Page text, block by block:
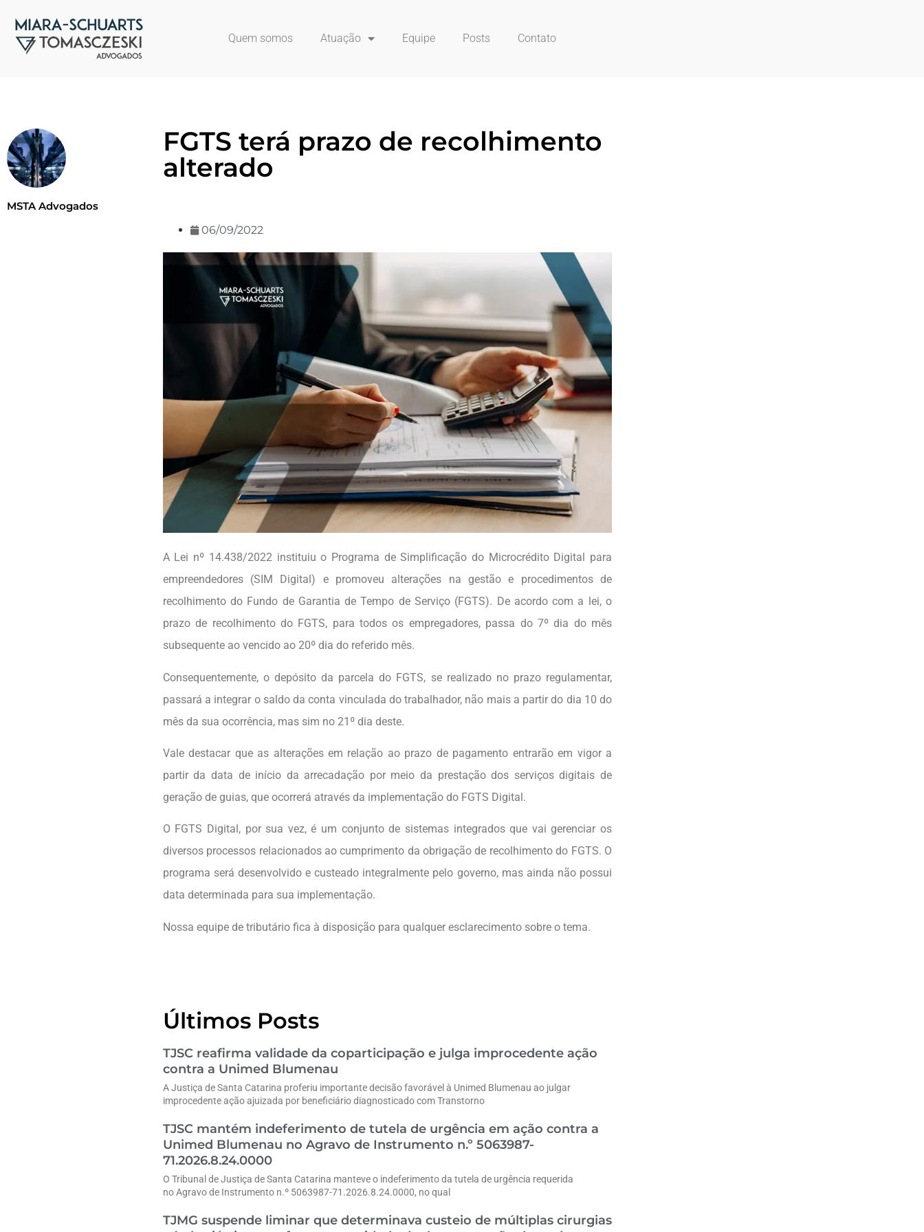
Quem somos Atuação Equipe Posts Contato
MSTA Advogados
FGTS terá prazo de recolhimento
alterado
06/09/2022
A Lei nº 14.438/2022 instituiu o Programa de Simplificação do Microcrédito Digital para
empreendedores (SIM Digital) e promoveu alterações na gestão e procedimentos de
recolhimento do Fundo de Garantia de Tempo de Serviço (FGTS). De acordo com a lei, o
prazo de recolhimento do FGTS, para todos os empregadores, passa do 7º dia do mês
subsequente ao vencido ao 20º dia do referido mês.
Consequentemente, o depósito da parcela do FGTS, se realizado no prazo regulamentar,
passará a integrar o saldo da conta vinculada do trabalhador, não mais a partir do dia 10 do
mês da sua ocorrência, mas sim no 21º dia deste.
Vale destacar que as alterações em relação ao prazo de pagamento entrarão em vigor a
partir da data de início da arrecadação por meio da prestação dos serviços digitais de
geração de guias, que ocorrerá através da implementação do FGTS Digital.
O FGTS Digital, por sua vez, é um conjunto de sistemas integrados que vai gerenciar os
diversos processos relacionados ao cumprimento da obrigação de recolhimento do FGTS. O
programa será desenvolvido e custeado integralmente pelo governo, mas ainda não possui
data determinada para sua implementação.
Nossa equipe de tributário fica à disposição para qualquer esclarecimento sobre o tema.
Últimos Posts
TJSC reafirma validade da coparticipação e julga improcedente ação
contra a Unimed Blumenau
A Justiça de Santa Catarina proferiu importante decisão favorável à Unimed Blumenau ao julgar
improcedente ação ajuizada por beneficiário diagnosticado com Transtorno
TJSC mantém indeferimento de tutela de urgência em ação contra a
Unimed Blumenau no Agravo de Instrumento n.º 5063987-
71.2026.8.24.0000
O Tribunal de Justiça de Santa Catarina manteve o indeferimento da tutela de urgência requerida
no Agravo de Instrumento n.º 5063987-71.2026.8.24.0000, no qual
TJMG suspende liminar que determinava custeio de múltiplas cirurgias